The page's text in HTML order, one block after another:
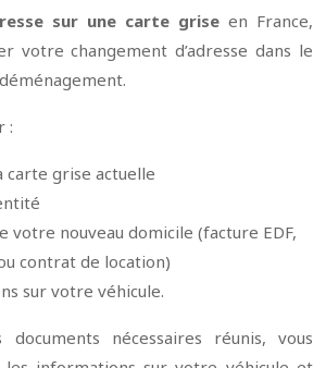
sur une carte grise en France,
votre changement d’adresse dans le
:
carte grise actuelle
votre nouveau domicile (facture EDF,
contrat de location)
sur votre véhicule.
nécessaires réunis, vous